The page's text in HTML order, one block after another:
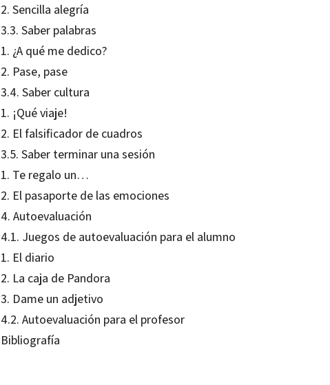
2. Sencilla alegría
3.3. Saber palabras
1. ¿A qué me dedico?
2. Pase, pase
3.4. Saber cultura
1. ¡Qué viaje!
2. El falsificador de cuadros
3.5. Saber terminar una sesión
1. Te regalo un…
2. El pasaporte de las emociones
4. Autoevaluación
4.1. Juegos de autoevaluación para el alumno
1. El diario
2. La caja de Pandora
3. Dame un adjetivo
4.2. Autoevaluación para el profesor
Bibliografía